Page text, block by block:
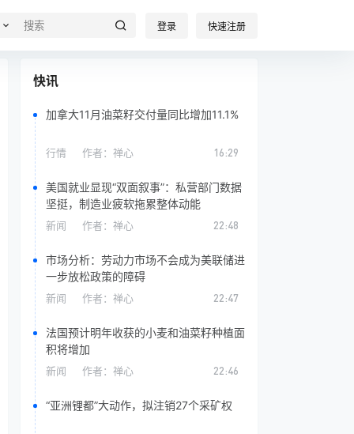
登录 快速注册
快讯
加拿大11月油菜籽交付量同比增加11.1%
行情 作者： 禅心 16:29
美国就业显现“双面叙事”：私营部门数据
坚挺，制造业疲软拖累整体动能
新闻 作者： 禅心 22:48
市场分析：劳动力市场不会成为美联储进
一步放松政策的障碍
新闻 作者： 禅心 22:47
法国预计明年收获的小麦和油菜籽种植面
积将增加
新闻 作者： 禅心 22:46
“亚洲锂都”大动作，拟注销27个采矿权